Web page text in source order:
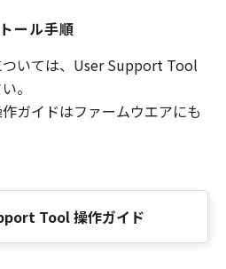
ール手順
いては、User Support Tool
。
ガイドはファームウエアにも
Tool 操作ガイド